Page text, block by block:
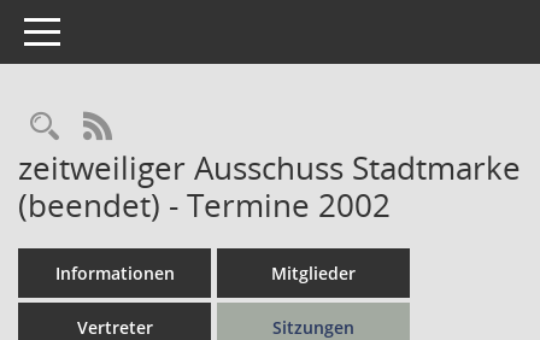
Toggle navigation
Rechercheauswahl
RSS-Feed
zeitweiliger Ausschuss Stadtmarke
(beendet) - Termine 2002
Informationen Mitglieder
Vertreter Sitzungen